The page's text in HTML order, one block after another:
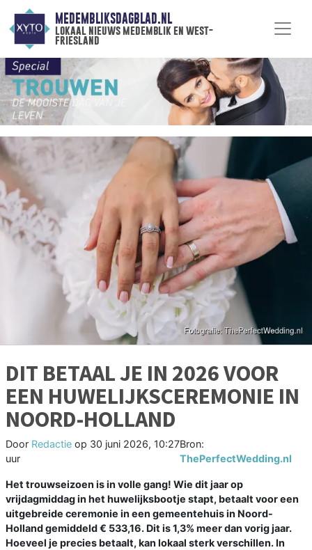
MEDEMBLIKSDAGBLAD.NL
lokaal nieuws medemblik en west-
friesland
DIT BETAAL JE IN 2026 VOOR
EEN HUWELIJKSCEREMONIE IN
NOORD-HOLLAND
Door Redactie op 30 juni 2026, 10:27
uur
Bron:
ThePerfectWedding.nl
Het trouwseizoen is in volle gang! Wie dit jaar op
vrijdagmiddag in het huwelijksbootje stapt, betaalt voor een
uitgebreide ceremonie in een gemeentehuis in Noord-
Holland gemiddeld € 533,16. Dit is 1,3% meer dan vorig jaar.
Hoeveel je precies betaalt, kan lokaal sterk verschillen. In